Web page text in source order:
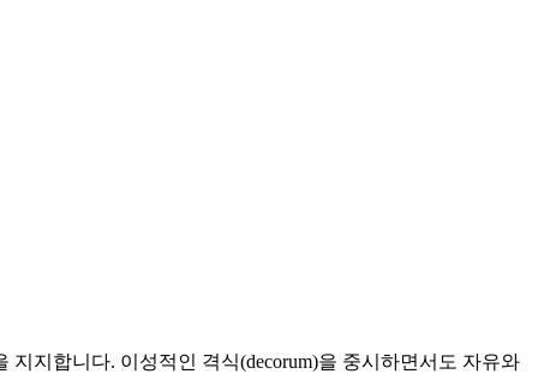
지합니다. 이성적인 격식(decorum)을 중시하면서도 자유와